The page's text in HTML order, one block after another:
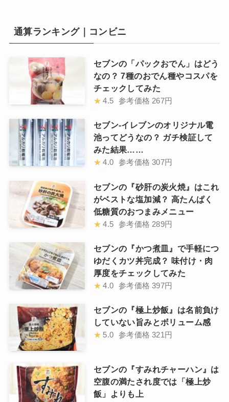
通算ランキング｜コンビニ
セブンの「パックおでん」はどう
なの？ 7種のおでん種やコスパを
チェックしてみた
★ 4.5 参考価格 267円
セブン-イレブンのオリジナル電
池ってどうなの？ ガチ検証して
みた結果……
★ 4.0 参考価格 307円
セブンの『砂肝の炭火焼』はこれ
がベストな塩加減？ 高たんぱく
低糖質のおつまみメニュー
★ 4.5 参考価格 289円
セブンの『かつ煮皿』で手軽につ
ゆだくカツ丼完成？ 味付け・肉
厚度をチェックしてみた
★ 4.0 参考価格 397円
セブンの『極上炒飯』は名前負け
していない旨みとボリューム感
★ 5.0 参考価格 321円
セブンの『すみれチャーハン』は
空腹の満たされ度では「極上炒
飯」よりも上